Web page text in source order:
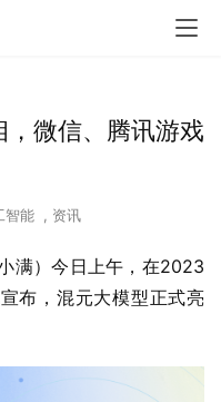
微信、腾讯游戏
智能 , 资讯
满）今日上午，在2023
布，混元大模型正式亮